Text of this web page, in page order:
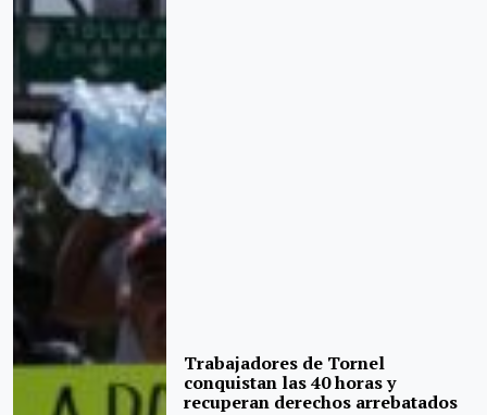
Trabajadores de Tornel
conquistan las 40 horas y
recuperan derechos arrebatados